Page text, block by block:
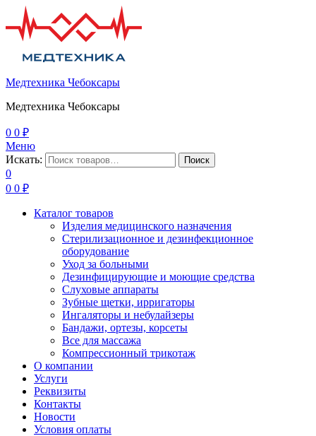
Медтехника Чебоксары
Медтехника Чебоксары
0 0 ₽
Меню
Искать:
Поиск
0
0 0 ₽
Каталог товаров
Изделия медицинского назначения
Стерилизационное и дезинфекционное
оборудование
Уход за больными
Дезинфицирующие и моющие средства
Слуховые аппараты
Зубные щетки, ирригаторы
Ингаляторы и небулайзеры
Бандажи, ортезы, корсеты
Все для массажа
Компрессионный трикотаж
О компании
Услуги
Реквизиты
Контакты
Новости
Условия оплаты